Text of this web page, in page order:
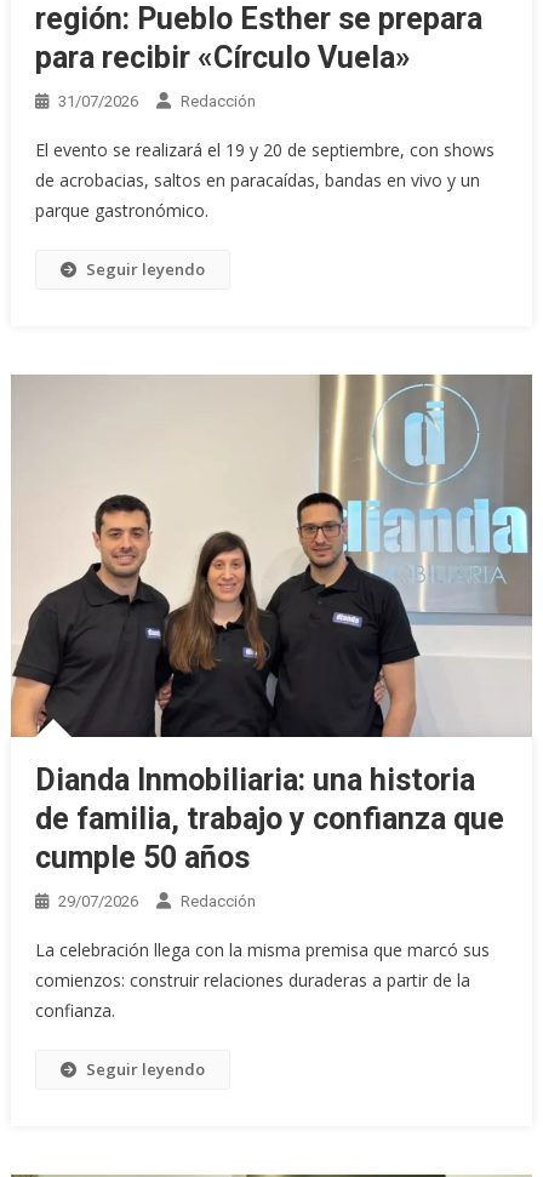
región: Pueblo Esther se prepara
para recibir «Círculo Vuela»
31/07/2026 Redacción
El evento se realizará el 19 y 20 de septiembre, con shows
de acrobacias, saltos en paracaídas, bandas en vivo y un
parque gastronómico.
Seguir leyendo
Dianda Inmobiliaria: una historia
de familia, trabajo y confianza que
cumple 50 años
29/07/2026 Redacción
La celebración llega con la misma premisa que marcó sus
comienzos: construir relaciones duraderas a partir de la
confianza.
Seguir leyendo